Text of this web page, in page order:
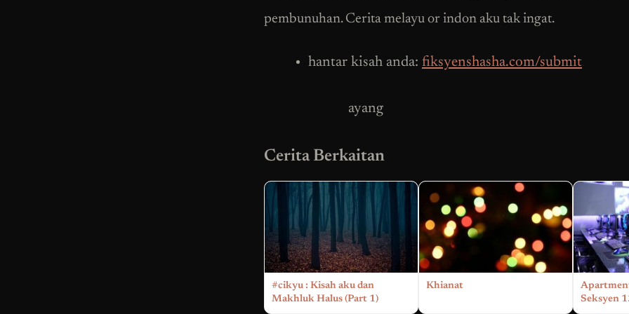
pembunuhan. Cerita melayu or indon aku tak ingat.
hantar kisah anda: fiksyenshasha.com/submit
ayang
Cerita Berkaitan
#cikyu : Kisah aku dan
Makhluk Halus (Part 1)
Khianat
Seksyen